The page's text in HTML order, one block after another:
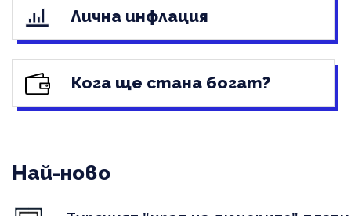
Лична инфлация
Кога ще стана богат?
Най-ново